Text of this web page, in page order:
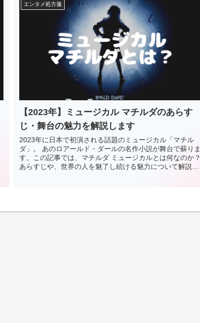
エンタメ処方箋
【2023年】ミュージカル マチルダのあらす
じ・舞台の魅力を解説します
2023年に日本で初演される話題のミュージカル「マチル
ダ」。 あのロアールド・ダールの名作小説が舞台で蘇りま
す。この記事では、マチルダ ミュージカルとは何なのか？
あらすじや、世界の人を魅了し続ける魅力について解説し